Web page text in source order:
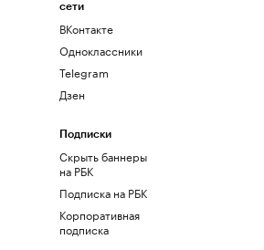
сети
ВКонтакте
Одноклассники
Telegram
Дзен
Подписки
Скрыть баннеры
на РБК
Подписка на РБК
Корпоративная
подписка